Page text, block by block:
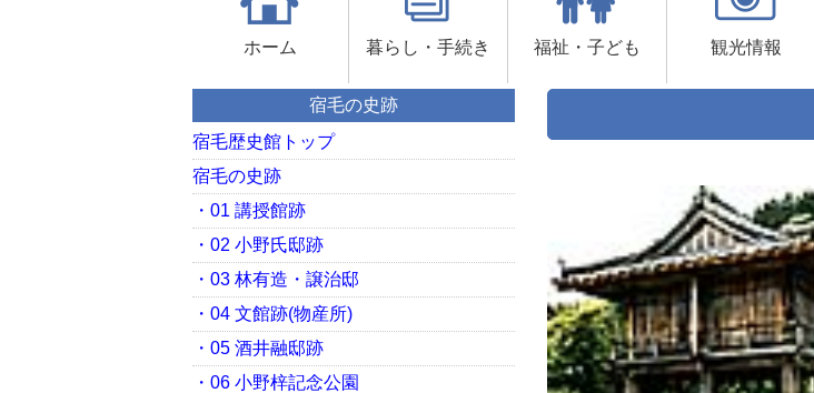
ホーム 暮らし・手続き 福祉・子ども 観光情報
宿毛の史跡
宿毛歴史館トップ
宿毛の史跡
・01 講授館跡
・02 小野氏邸跡
・03 林有造・譲治邸
・04 文館跡(物産所)
・05 酒井融邸跡
・06 小野梓記念公園